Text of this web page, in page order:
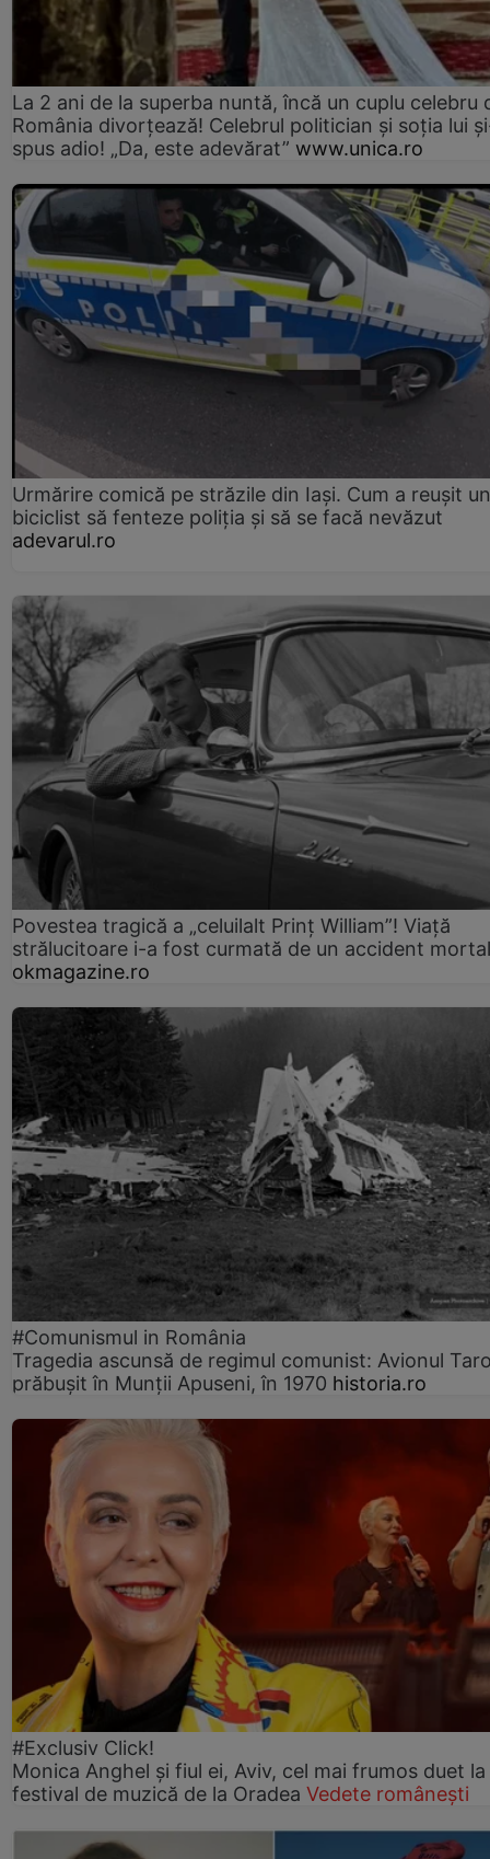
La 2 ani de la superba nuntă, încă un cuplu celebru
România divorțează! Celebrul politician și soția lui
spus adio! „Da, este adevărat” www.unica.ro
Urmărire comică pe străzile din Iași. Cum a reușit un
biciclist să fenteze poliția și să se facă nevăzut
adevarul.ro
Povestea tragică a „celuilalt Prinț William”! Viață
strălucitoare i-a fost curmată de un accident mortal
okmagazine.ro
#Comunismul in România
Tragedia ascunsă de regimul comunist: Avionul
prăbușit în Munții Apuseni, în 1970 historia.ro
#Exclusiv Click!
Monica Anghel și fiul ei, Aviv, cel mai frumos duet la
festival de muzică de la Oradea Vedete românești